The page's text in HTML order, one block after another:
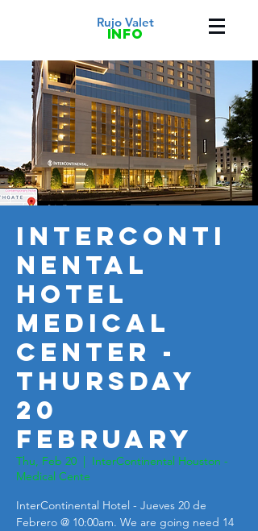
Rujo Valet
info
InterConti
nental
Hotel
Medical
Center -
Thursday
20
February
Thu, Feb 20
  |
InterContinental Houston -
Medical Cente
InterContinental Hotel - Jueves 20 de
Febrero @ 10:00am. We are going need 14